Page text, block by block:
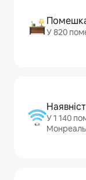
У 820
У 1 140